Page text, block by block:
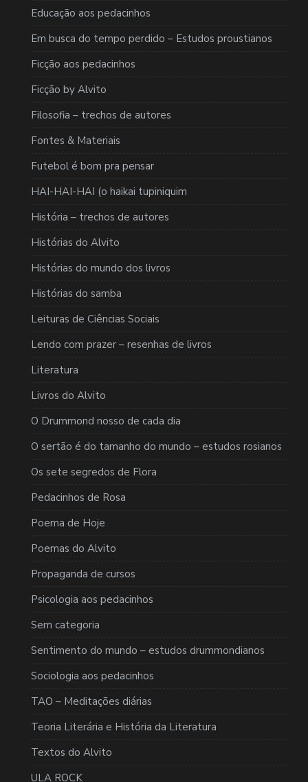
Educação aos pedacinhos
Em busca do tempo perdido – Estudos proustianos
Ficção aos pedacinhos
Ficção by Alvito
Filosofia – trechos de autores
Fontes & Materiais
Futebol é bom pra pensar
HAI-HAI-HAI (o haikai tupiniquim
História – trechos de autores
Histórias do Alvito
Histórias do mundo dos livros
Histórias do samba
Leituras de Ciências Sociais
Lendo com prazer – resenhas de livros
Literatura
Livros do Alvito
O Drummond nosso de cada dia
O sertão é do tamanho do mundo – estudos rosianos
Os sete segredos de Flora
Pedacinhos de Rosa
Poema de Hoje
Poemas do Alvito
Propaganda de cursos
Psicologia aos pedacinhos
Sem categoria
Sentimento do mundo – estudos drummondianos
Sociologia aos pedacinhos
TAO – Meditações diárias
Teoria Literária e História da Literatura
Textos do Alvito
ULA ROCK